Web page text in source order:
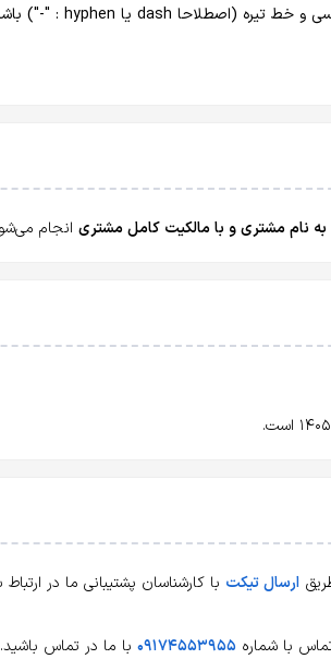
به نام مشتری و با مالکیت کامل مشتری انجام
ارسال تیکت با کارشناسان پشتیبانی ما در
با شماره ۰۹۱۷۴۵۵۳۹۵۵ با ما در تماس باشید.